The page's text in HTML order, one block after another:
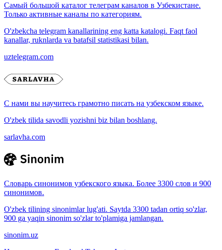
Самый большой каталог телеграм каналов в Узбекистане.
Только активные каналы по категориям.
O'zbekcha telegram kanallarining eng katta katalogi. Faqt faol
kanallar, ruknlarda va batafsil statistikasi bilan.
uztelegram.com
С нами вы научитесь грамотно писать на узбекском языке.
O'zbek tilida savodli yozishni biz bilan boshlang.
sarlavha.com
Словарь синонимов узбекского языка. Более 3300 слов и 900
синонимов.
O'zbek tilining sinonimlar lug'ati. Saytda 3300 tadan ortiq so'zlar,
900 ga yaqin sinonim so'zlar to'plamiga jamlangan.
sinonim.uz